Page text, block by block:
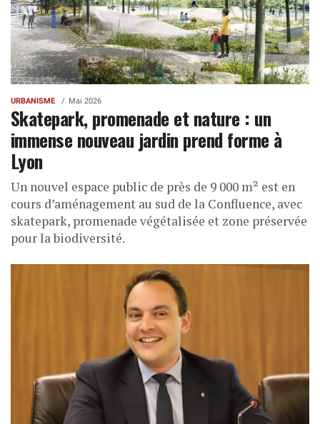
URBANISME Mai 2026
Skatepark, promenade et nature : un
immense nouveau jardin prend forme à
Lyon
Un nouvel espace public de près de 9 000 m² est en
cours d’aménagement au sud de la Confluence, avec
skatepark, promenade végétalisée et zone préservée
pour la biodiversité.